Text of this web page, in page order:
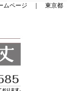
ムページ ｜ 東京都